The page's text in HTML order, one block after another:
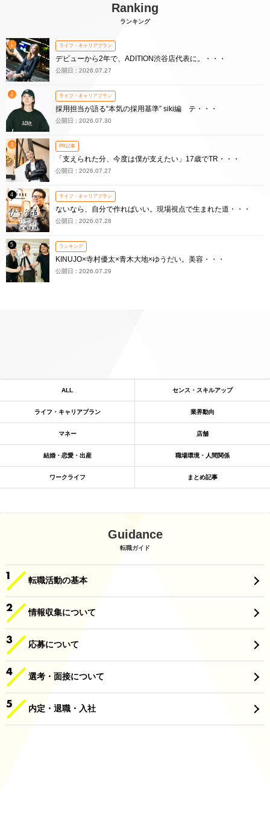
Ranking
ランキング
1 ライフ・キャリアプラン
デビューから2年で、ADITION渋谷店代表に。・・・
公開日 : 2026.07.27
2 ライフ・キャリアプラン
採用担当が語る“本気の採用基準” siki編 テ・・・
公開日 : 2026.07.30
3 PR記事
「支えられた分、今度は僕が支えたい」17歳でTR・・・
公開日 : 2026.07.27
4 ライフ・キャリアプラン
ないなら、自分で作ればいい。現場視点で生まれた道・・・
公開日 : 2026.07.28
5 ランキング
KINUJO×寺村優太×青木大地×ゆうだい。美容・・・
公開日 : 2026.07.29
ALL センス・スキルアップ
ライフ・キャリアプラン 業界動向
マネー 店舗
結婚・恋愛・出産 職場環境・人間関係
ワークライフ まとめ記事
Guidance
転職ガイド
転職活動の基本
情報収集について
応募について
選考・面接について
内定・退職・入社